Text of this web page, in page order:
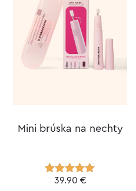
Mini brúska na nechty
Hodnotenie
39.90 €